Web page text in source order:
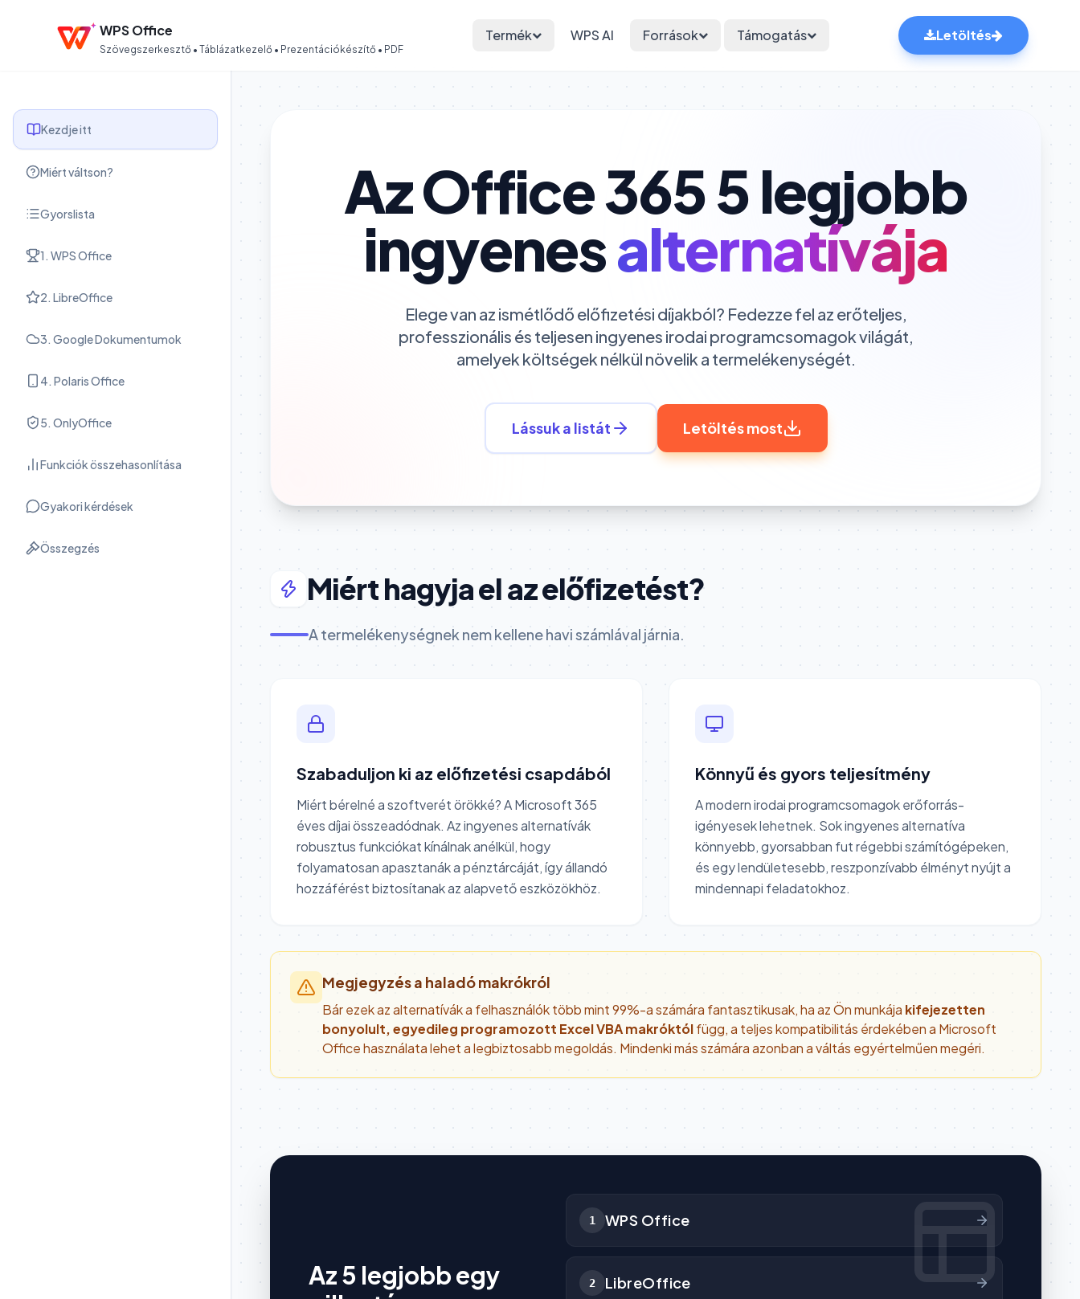
WPS Office
Szövegszerkesztő • Táblázatkezelő • Prezentációkészítő • PDF
Termék WPS AI Források Támogatás Letöltés
Kezdje itt
Miért váltson?
Gyorslista
1. WPS Office
2. LibreOffice
3. Google Dokumentumok
4. Polaris Office
5. OnlyOffice
Funkciók összehasonlítása
Gyakori kérdések
Összegzés
Az Office 365 5 legjobb
ingyenesalternatívája
Elege van az ismétlődő előfizetési díjakból? Fedezze fel az erőteljes,
professzionális és teljesen ingyenes irodai programcsomagok világát,
amelyek költségek nélkül növelik a termelékenységét.
Lássuk a listát Letöltés most
Miért hagyja el az előfizetést?
A termelékenységnek nem kellene havi számlával járnia.
Szabaduljon ki az előfizetési csapdából
Miért bérelné a szoftverét örökké? A Microsoft 365
éves díjai összeadódnak. Az ingyenes alternatívák
robusztus funkciókat kínálnak anélkül, hogy
folyamatosan apasztanák a pénztárcáját, így állandó
hozzáférést biztosítanak az alapvető eszközökhöz.
Könnyű és gyors teljesítmény
A modern irodai programcsomagok erőforrás-
igényesek lehetnek. Sok ingyenes alternatíva
könnyebb, gyorsabban fut régebbi számítógépeken,
és egy lendületesebb, reszponzívabb élményt nyújt a
mindennapi feladatokhoz.
Megjegyzés a haladó makrókról
Bár ezek az alternatívák a felhasználók több mint 99%-a számára fantasztikusak, ha az Ön munkája kifejezetten
bonyolult, egyedileg programozott Excel VBA makróktólfügg, a teljes kompatibilitás érdekében a Microsoft
Office használata lehet a legbiztosabb megoldás. Mindenki más számára azonban a váltás egyértelműen megéri.
Az 5 legjobb egy
1 WPS Office
2 LibreOffice